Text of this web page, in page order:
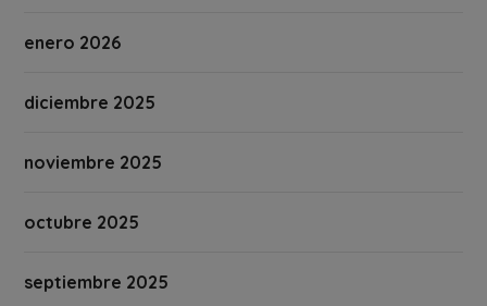
enero 2026
diciembre 2025
noviembre 2025
octubre 2025
septiembre 2025